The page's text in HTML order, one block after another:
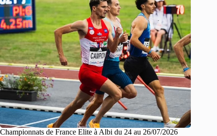
Championnats de France Elite à Albi du 24 au 26/07/2026